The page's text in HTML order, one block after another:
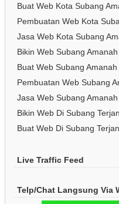
Buat Web Kota Subang
Pembuatan Web Kota
Jasa Web Kota Subang
Bikin Web Subang Amanah
Buat Web Subang Amanah
Pembuatan Web Subang
Jasa Web Subang Amanah
Bikin Web Di Subang
Buat Web Di Subang
Live Traffic Feed
Telp/Chat Langsung Via